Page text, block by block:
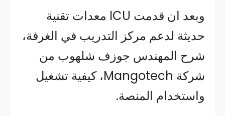
وبعد ان قدمت ICU معدات تقنية
حديثة لدعم مركز التدريب في الغرفة،
شرح المهندس جوزف شلهوب من
شركة Mangotech، كيفية تشغيل
واستخدام المنصة.